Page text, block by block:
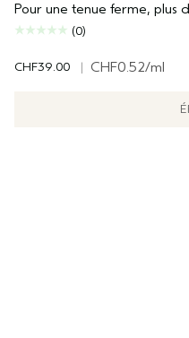
Pour une tenue ferme, plus
(0)
CHF39.00 | CHF0.52/ml